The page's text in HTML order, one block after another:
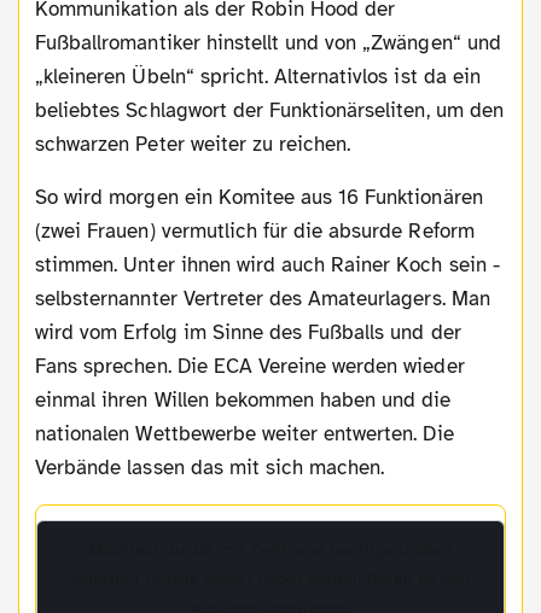
Kommunikation als der Robin Hood der
Fußballromantiker hinstellt und von „Zwängen“ und
„kleineren Übeln“ spricht. Alternativlos ist da ein
beliebtes Schlagwort der Funktionärseliten, um den
schwarzen Peter weiter zu reichen.
So wird morgen ein Komitee aus 16 Funktionären
(zwei Frauen) vermutlich für die absurde Reform
stimmen. Unter ihnen wird auch Rainer Koch sein -
selbsternannter Vertreter des Amateurlagers. Man
wird vom Erfolg im Sinne des Fußballs und der
Fans sprechen. Die ECA Vereine werden wieder
einmal ihren Willen bekommen haben und die
nationalen Wettbewerbe weiter entwerten. Die
Verbände lassen das mit sich machen.